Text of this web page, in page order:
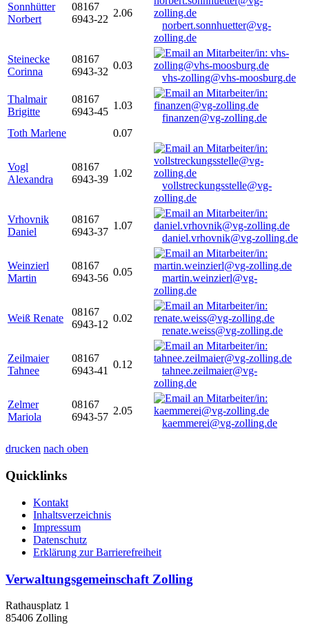
Sonnhütter
Norbert
08167
6943-22
2.06
norbert.sonnhuetter@vg-
zolling.de
Steinecke
Corinna
08167
6943-32
0.03
vhs-zolling@vhs-moosburg.de
Thalmair
Brigitte
08167
6943-45
1.03
finanzen@vg-zolling.de
Toth Marlene
0.07
Vogl
Alexandra
08167
6943-39
1.02
vollstreckungsstelle@vg-
zolling.de
Vrhovnik
Daniel
08167
6943-37
1.07
daniel.vrhovnik@vg-zolling.de
Weinzierl
Martin
08167
6943-56
0.05
martin.weinzierl@vg-
zolling.de
Weiß Renate
08167
6943-12
0.02
renate.weiss@vg-zolling.de
Zeilmaier
Tahnee
08167
6943-41
0.12
tahnee.zeilmaier@vg-
zolling.de
Zelmer
Mariola
08167
6943-57
2.05
kaemmerei@vg-zolling.de
drucken nach oben
Quicklinks
Kontakt
Inhaltsverzeichnis
Impressum
Datenschutz
Erklärung zur Barrierefreiheit
Verwaltungsgemeinschaft Zolling
Rathausplatz 1
85406 Zolling